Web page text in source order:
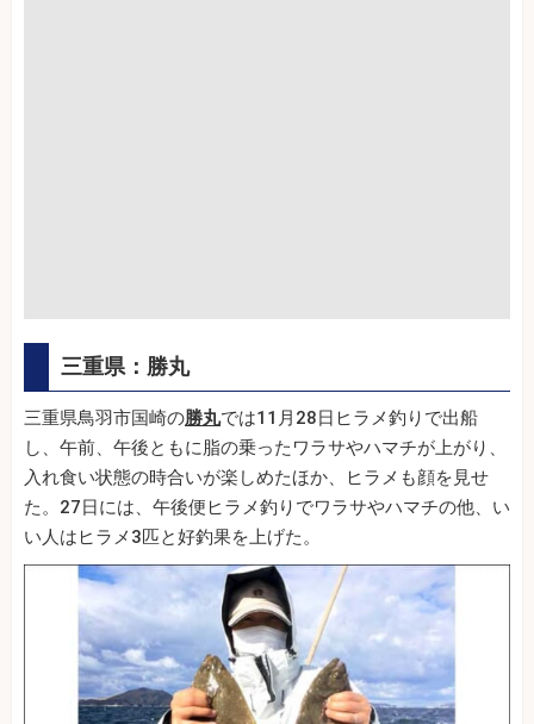
三重県：勝丸
三重県鳥羽市国崎の勝丸では11月28日ヒラメ釣りで出船
し、午前、午後ともに脂の乗ったワラサやハマチが上がり、
入れ食い状態の時合いが楽しめたほか、ヒラメも顔を見せ
た。27日には、午後便ヒラメ釣りでワラサやハマチの他、い
い人はヒラメ3匹と好釣果を上げた。